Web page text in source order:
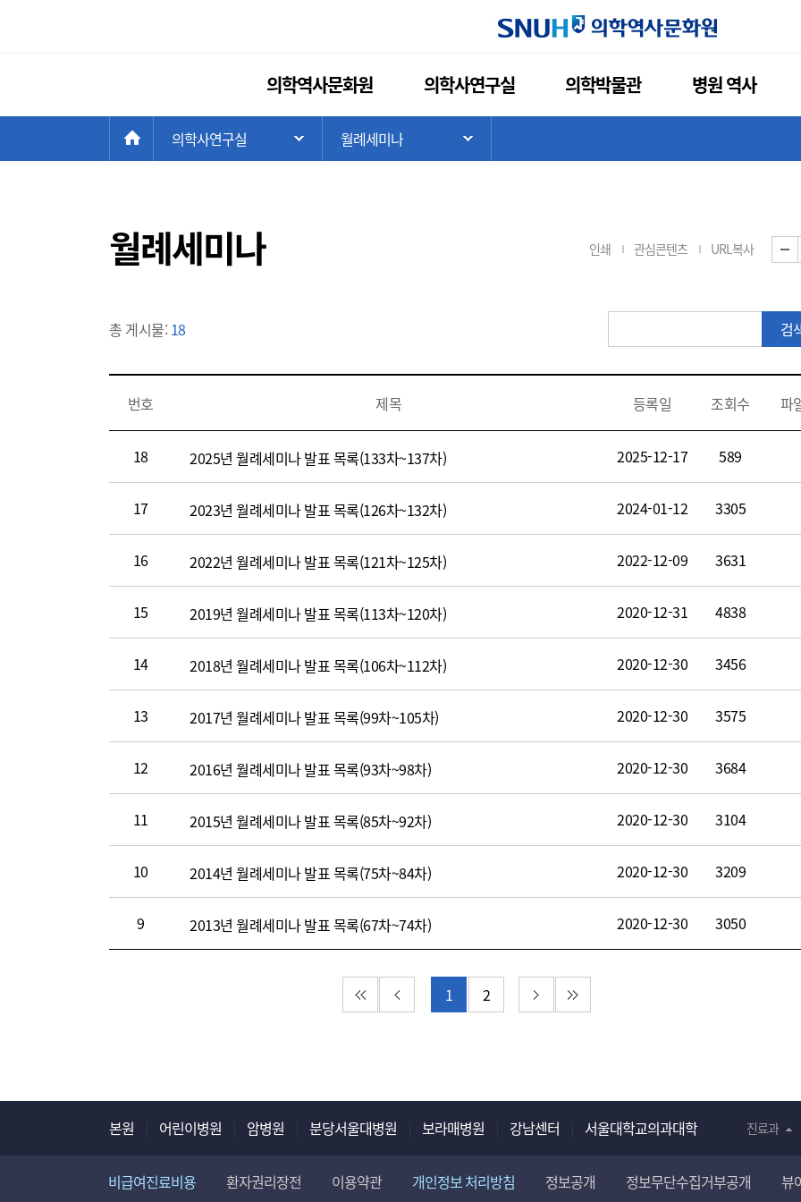
의학역사문화원 의학사연구실 의학박물관 병원 역사
HOME
의학사연구실 주 메뉴 목록 열기
월례세미나
인쇄 관심콘텐츠 URL복사
월례세미나
총 게시물: 18
시
검
판
제
조
수,
번호 제목 등록일 조회수 파
18 2025년 월례세미나 발표 목록(133차~137차) 2025-12-17 589
17 2023년 월례세미나 발표 목록(126차~132차) 2024-01-12 3305
16 2022년 월례세미나 발표 목록(121차~125차) 2022-12-09 3631
15 2019년 월례세미나 발표 목록(113차~120차) 2020-12-31 4838
14 2018년 월례세미나 발표 목록(106차~112차) 2020-12-30 3456
13 2017년 월례세미나 발표 목록(99차~105차) 2020-12-30 3575
12 2016년 월례세미나 발표 목록(93차~98차) 2020-12-30 3684
11 2015년 월례세미나 발표 목록(85차~92차) 2020-12-30 3104
10 2014년 월례세미나 발표 목록(75차~84차) 2020-12-30 3209
9 2013년 월례세미나 발표 목록(67차~74차) 2020-12-30 3050
첫 페이지이전 페이지
1 2 다음 페이지마지막 페이지
본원 어린이병원 암병원 분당서울대병원 보라매병원 강남센터 서울대학교의과대학 진료과
비급여진료비용 환자권리장전 이용약관 개인정보 처리방침 정보공개 정보무단수집거부공개 뷰